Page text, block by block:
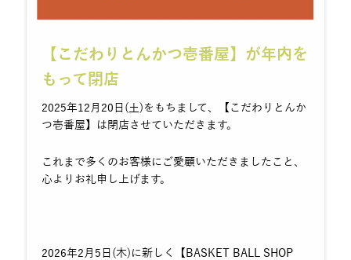
【こだわりとんかつ壱番屋】が年内を
もって閉店
2025年12月20日(土)をもちまして、【こだわりとんか
つ壱番屋】は閉店させていただきます。
これまで多くのお客様にご愛顧いただきましたこと、
心よりお礼申し上げます。
2026年2月5日(木)に新しく【BASKET BALL SHOP